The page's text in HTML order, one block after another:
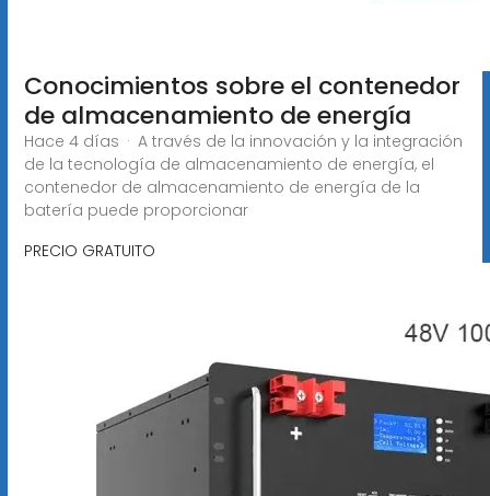
Conocimientos sobre el contenedor
de almacenamiento de energía
Hace 4 días · A través de la innovación y la integración
de la tecnología de almacenamiento de energía, el
contenedor de almacenamiento de energía de la
batería puede proporcionar
PRECIO GRATUITO